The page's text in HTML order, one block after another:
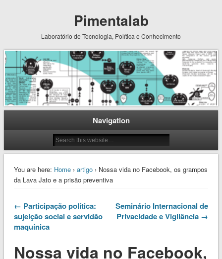
Pimentalab
Laboratório de Tecnologia, Política e Conhecimento
Navigation
You are here: Home› artigo› Nossa vida no Facebook, os grampos
da Lava Jato e a prisão preventiva
← Participação política:
sujeição social e servidão
maquínica
Seminário Internacional de
Privacidade e Vigilância →
Nossa vida no Facebook,